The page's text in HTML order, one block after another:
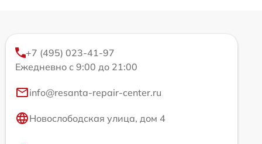
+7 (495) 023-41-97
Ежедневно с 9:00 до 21:00
info@resanta-repair-center.ru
Новослободская улица, дом 4